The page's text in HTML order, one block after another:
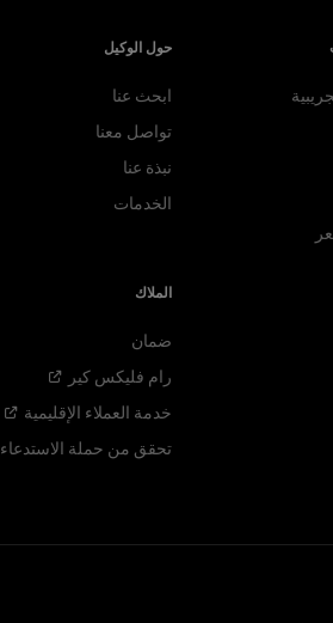
حول الوكيل
ابحث عنا
تواصل معنا
نبذة عنا
الخدمات
الملاك
ضمان
رام فليكس كير
خدمة العملاء الإقليمية
تحقق من حملة الاستدعاء